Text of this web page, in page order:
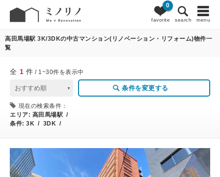
favorite
0
search menu
1 条件変更
高田馬場駅 3K/3DKの中古マンション(リノベーション・リフォーム)物件一
覧
全 1 件 / 1~30件を表示中
条件を変更する
現在の検索条件：
エリア: 高田馬場駅 /
条件: 3K / 3DK /